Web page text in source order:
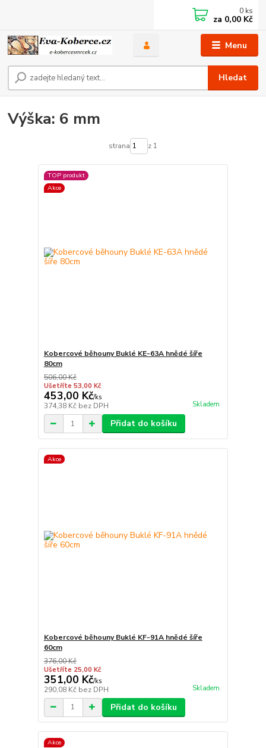
Menu
Hledat
0 ks
za 0,00 Kč
Výška: 6 mm
strana z 1
TOP produkt
Akce
Kobercové běhouny Buklé KE-63A hnědé šíře
80cm
506,00 Kč
Ušetříte 53,00 Kč
453,00 Kč/ks
374,38 Kč bez DPH Skladem
Přidat do košíku
Akce
Kobercové běhouny Buklé KF-91A hnědé šíře
60cm
376,00 Kč
Ušetříte 25,00 Kč
351,00 Kč/ks
290,08 Kč bez DPH Skladem
Přidat do košíku
Akce